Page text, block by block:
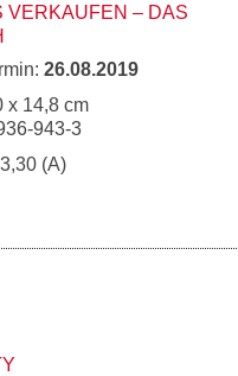
VERKAUFEN – DAS
26.08.2019
x 14,8 cm
943-3
(A)